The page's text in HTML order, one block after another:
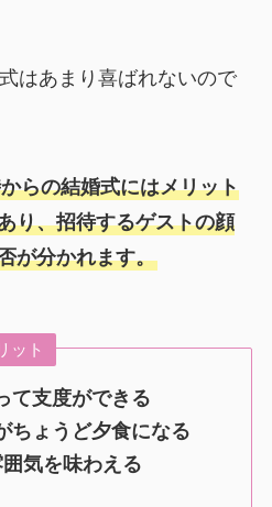
はあまり喜ばれないので
らの結婚式にはメリット
り、招待するゲストの顔
が分かれます。
ット
て支度ができる
ちょうど夕食になる
気を味わえる